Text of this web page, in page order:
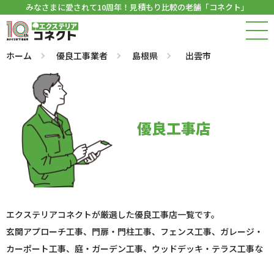
みなさまに愛されて10周年！見積もり比較の老舗「コネクト」
ホーム 優良工事業者 島根県 出雲市
優良工事店
エクステリアコネクトが厳選した優良工事店一覧です。
玄関アプローチ工事、門扉・門柱工事、フェンス工事、ガレージ・
カーポート工事、庭・ガーデン工事、ウッドデッキ・テラス工事な